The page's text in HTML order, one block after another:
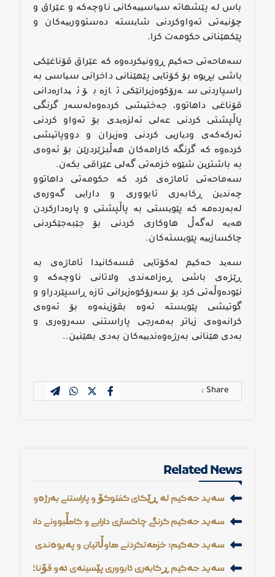
باس لە پێشهاتە سیاسییەكانی ناوچەكە و عێراق و
چۆنیەتی تەواوكردنی شایستە دەستوورییەكان و
پێكهێنانی حكومەت كرا.
سەماحەتی حەكیم ڕوونیكردەوە كە عێراق قۆناغێكی
باشی بڕیوە بۆ كۆتایی پێهێنانی داخرانی سیاسی بە
راسپاردنی سەرۆكوەزیرانێكی تازە بۆ ئیدارەدانی
قۆناغی داهاتوو، جەختیشی كردەوەلەسەر گرنگی
پاڵپشتی كردنی عەلی ئەلزەیدی بۆ تەواو كردنی
ئەركەكەی ودیاریی كردنی وەزیران و دووپاتیشی
كردەوە كە گرنگە كارامەكان هەڵبژێردرێن بۆ ئەوەی
بە باشترین شێوە خزمەتی گەلی عێراقی بكەن.
سەماحەتی ئاماژەی كرد كە حكومەتی داهاتوو
چەندین ڕكابەری ئابووری و دارایی گەورەی
لەبەردەمە كە پێویستی بە پاڵپشتی و پارەداركردن
هەیە لەگەڵ هاوكاری كردنی بۆ جێبەجێكردنی
چاكسازییە پێویستەكان.
سەید حەكیم لەكۆتایی قسەكانیدا ئاماژەی بە
ڕێژەی باشی ڕەزامەندی ولاتانی ناوچەكە و
نێودەوڵەتی كرد بۆ سەرۆكوەزیرانی تازە ڕاسپێردراو و
گوتیشی پێویستە ئەوە بقۆزینەوە بۆ ئەوەی
كرانەوەی زیاتر بەمەرجی پاراستنی سەروەری و
بەدی هێنانی بەرژەوەندییەكان بەدی بهێنین..
Share :
Related News
سەید حەكیم لە ڕێگای گفتوگۆ و پاراستنی
سەید حەكیم گرنگی چاكسازی دارایی و كامڵبوونی
سەید حەكیم: خزمەتكردنی هاوڵاتیان و پەیوەندی كردنی
سەید حەكیم ڕكابەری ئابووری پێشینەی ئەو قۆناغەیە